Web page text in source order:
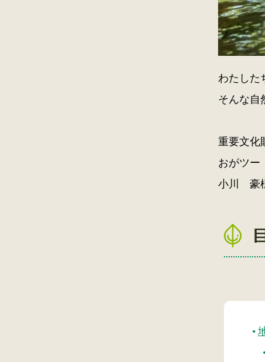
わたした
そんな自
重要文化
おがツー
小川 豪